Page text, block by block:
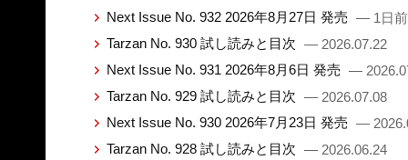
Next Issue No. 932 2026年8月27日 発売 — 1日前
Tarzan No. 930 試し読みと目次 — 2026.07.22
Next Issue No. 931 2026年8月6日 発売 —
Tarzan No. 929 試し読みと目次 — 2026.07.08
Next Issue No. 930 2026年7月23日 発売 —
Tarzan No. 928 試し読みと目次 — 2026.06.24